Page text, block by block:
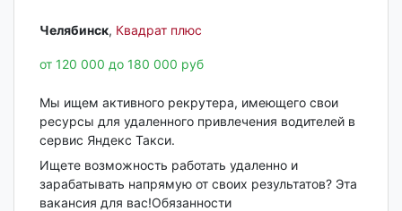
Челябинск‎, Квадрат плюс
от 120 000 до 180 000 руб
Мы ищем активного рекрутера, имеющего свои
ресурсы для удаленного привлечения водителей в
сервис Яндекс Такси.
Ищете возможность работать удаленно и
зарабатывать напрямую от своих результатов? Эта
вакансия для вас!Обязанности